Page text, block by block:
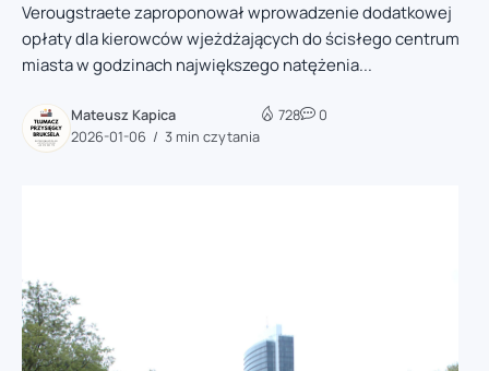
Verougstraete zaproponował wprowadzenie dodatkowej
opłaty dla kierowców wjeżdżających do ścisłego centrum
miasta w godzinach największego natężenia...
Mateusz Kapica
2026-01-06
3 min czytania
728 0